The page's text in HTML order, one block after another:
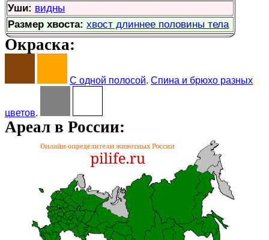
Уши: видны
Размер хвоста: хвост длиннее половины тела
Окраска:
С одной полосой. Спина и брюхо разных
цветов.
Ареал в России: